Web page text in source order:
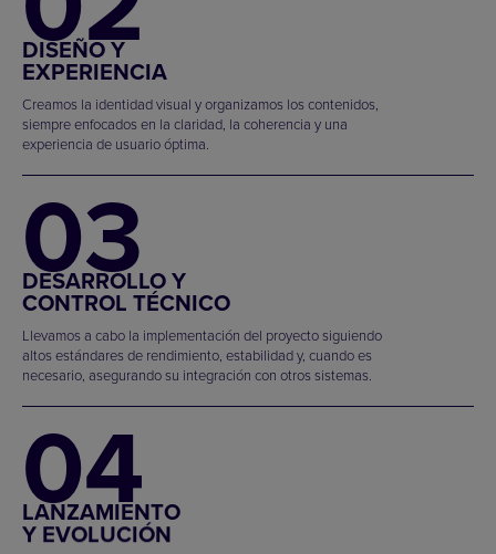
DISEÑO Y
EXPERIENCIA
Creamos la identidad visual y organizamos los contenidos,
siempre enfocados en la claridad, la coherencia y una
experiencia de usuario óptima.
03
DESARROLLO Y
CONTROL TÉCNICO
Llevamos a cabo la implementación del proyecto siguiendo
altos estándares de rendimiento, estabilidad y, cuando es
necesario, asegurando su integración con otros sistemas.
04
LANZAMIENTO
Y EVOLUCIÓN